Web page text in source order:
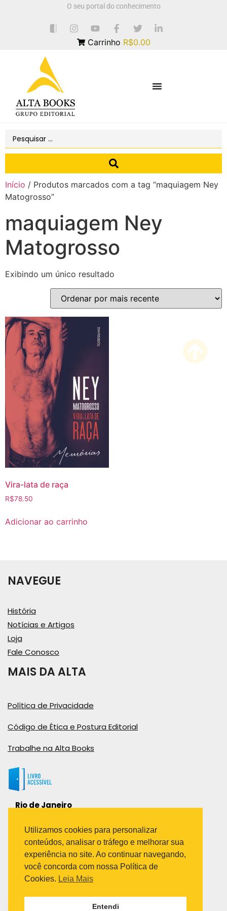
O seu portal do conhecimento
Carrinho R$0.00
Início / Produtos marcados com a tag “maquiagem Ney
Matogrosso”
maquiagem Ney
Matogrosso
Exibindo um único resultado
Vira-lata de raça
R$78.50
Adicionar ao carrinho
NAVEGUE
História
Notícias e Artigos
Loja
Fale Conosco
MAIS DA ALTA
Política de Privacidade
Código de Ética e Postura Editorial
Trabalhe na Alta Books
Rio de Janeiro
Bairro Industrial do Jacaré
Rio de Janeiro – RJ – CEP: 20970-031
Telefone:
(21) 3278-8069
(21) 3995-7512
Utilizamos cookies para personalizar
conteúdos, analisar o tráfego e melhorar sua
experiência no site. Ao continuar navegando,
você concorda com nossa Política de
Cookies. Leia Mais
Entendi